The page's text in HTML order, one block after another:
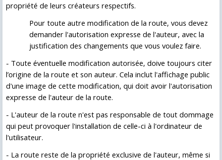
propriété de leurs créateurs respectifs.
Pour toute autre modification de la route, vous devez
demander l'autorisation expresse de l'auteur, avec la
justification des changements que vous voulez faire.
- Toute éventuelle modification autorisée, doive toujours citer
l’origine de la route et son auteur. Cela inclut l'affichage public
d'une image de cette modification, qui doit avoir l'autorisation
expresse de l'auteur de la route.
- L'auteur de la route n'est pas responsable de tout dommage
qui peut provoquer l'installation de celle-ci à l'ordinateur de
l'utilisateur.
- La route reste de la propriété exclusive de l'auteur, même si